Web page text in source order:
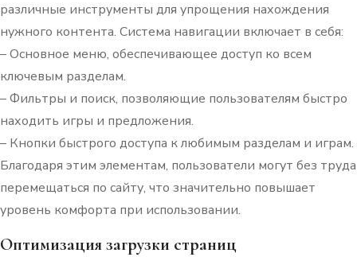
различные инструменты для упрощения нахождения
нужного контента. Система навигации включает в себя:
– Основное меню, обеспечивающее доступ ко всем
ключевым разделам.
– Фильтры и поиск, позволяющие пользователям быстро
находить игры и предложения.
– Кнопки быстрого доступа к любимым разделам и играм.
Благодаря этим элементам, пользователи могут без труда
перемещаться по сайту, что значительно повышает
уровень комфорта при использовании.
Оптимизация загрузки страниц